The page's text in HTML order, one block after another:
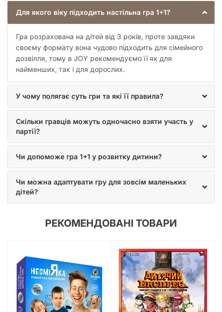
Для якого віку підходить настільна гра 1+1?
Гра розрахована на дітей від 3 років, проте завдяки
своєму формату вона чудово підходить для сімейного
дозвілля, тому в JOY рекомендуємо її як для
найменших, так і для дорослих.
У чому полягає суть гри та які її правила?
Скільки гравців можуть одночасно взяти участь у
партії?
Чи допоможе гра 1+1 у розвитку дитини?
Чи можна адаптувати гру для зовсім маленьких
дітей?
РЕКОМЕНДОВАНІ ТОВАРИ